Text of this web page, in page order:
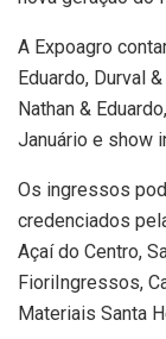
A Expoagro
Eduardo, Durval
Nathan &
Januário e show
Os ingressos
credenciados
Açaí do Centro,
FioriIngressos,
Materiais Santa